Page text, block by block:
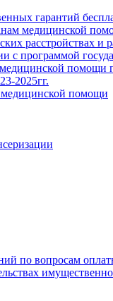
гарантий
медицинской
расстройствах и
с программой
помощи
2025гг.
медицинской помощи
по вопросам